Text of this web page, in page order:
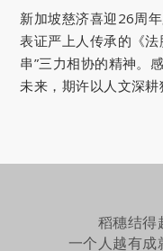
新加坡慈济喜迎26周
表证严上人传承的《
串”三力相协的精神。
未来，期许以人文深耕
稻穗结得
一个人越有成